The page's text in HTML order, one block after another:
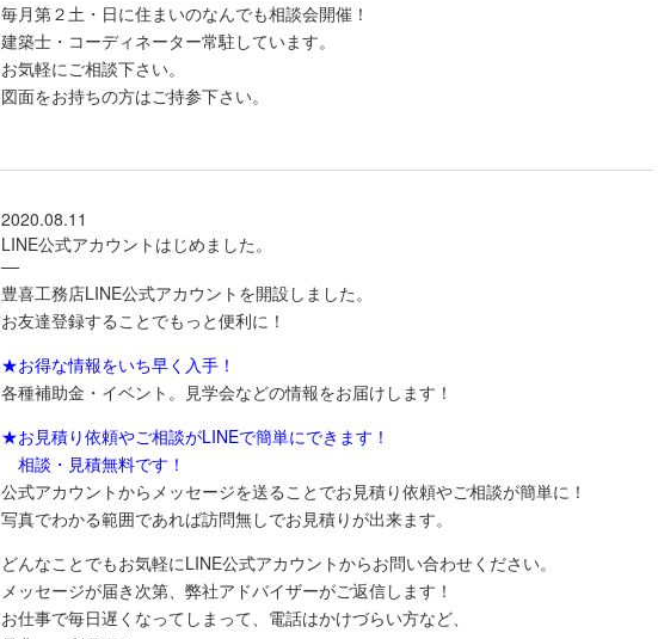
毎月第２土・日に住まいのなんでも相談会開催！
建築士・コーディネーター常駐しています。
お気軽にご相談下さい。
図面をお持ちの方はご持参下さい。
2020.08.11
LINE公式アカウントはじめました。
豊喜工務店LINE公式アカウントを開設しました。
お友達登録することでもっと便利に！
★お得な情報をいち早く入手！
各種補助金・イベント。見学会などの情報をお届けします！
★お見積り依頼やご相談がLINEで簡単にできます！
相談・見積無料です ！
公式アカウントからメッセージを送ることでお見積り依頼やご相談が簡単に！
写真でわかる範囲であれば訪問無しでお見積りが出来ます。
どんなことでもお気軽にLINE公式アカウントからお問い合わせください。
メッセージが届き次第、弊社アドバイザーがご返信します！
お仕事で毎日遅くなってしまって、電話はかけづらい方など、